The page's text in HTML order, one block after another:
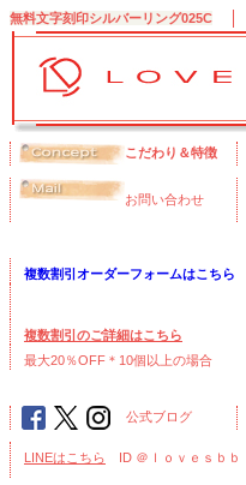
無料文字刻印シルバーリング025C
こだわり＆特徴
お問い合わせ
複数割引オーダーフォームはこちら
複数割引のご詳細はこちら
最大20％OFF＊10個以上の場合
公式ブログ
LINEはこちら ID ＠ｌｏｖｅｓｂｂ